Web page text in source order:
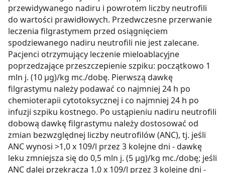
przewidywanego nadiru i powrotem liczby neutrofili
do wartości prawidłowych. Przedwczesne przerwanie
leczenia filgrastymem przed osiągnięciem
spodziewanego nadiru neutrofili nie jest zalecane.
Pacjenci otrzymujący leczenie mieloablacyjne
poprzedzające przeszczepienie szpiku: początkowo 1
mln j. (10 µg)/kg mc./dobę. Pierwszą dawkę
filgrastymu należy podawać co najmniej 24 h po
chemioterapii cytotoksycznej i co najmniej 24 h po
infuzji szpiku kostnego. Po ustąpieniu nadiru neutrofili
dobową dawkę filgrastymu należy dostosować od
zmian bezwzględnej liczby neutrofilów (ANC), tj. jeśli
ANC wynosi >1,0 x 109/l przez 3 kolejne dni - dawkę
leku zmniejsza się do 0,5 mln j. (5 µg)/kg mc./dobę; jeśli
ANC dalej przekracza 1,0 x 109/l przez 3 kolejne dni -